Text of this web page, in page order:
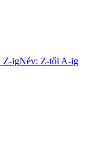
Z-igNév: Z-től A-ig